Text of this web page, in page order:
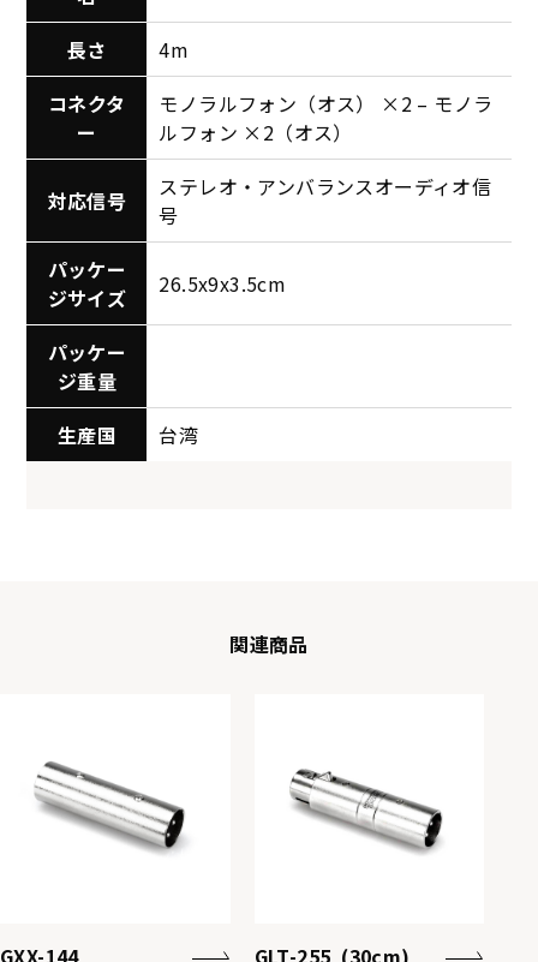
長さ
4m
コネクタ
ー
モノラルフォン（オス） ×2 – モノラ
ルフォン ×2（オス）
対応信号
ステレオ・アンバランスオーディオ信
号
パッケー
ジサイズ
26.5x9x3.5cm
パッケー
ジ重量
生産国
台湾
関連商品